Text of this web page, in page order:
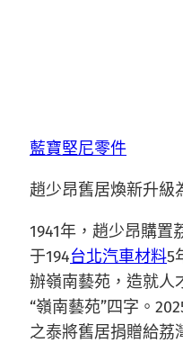
藍寶堅尼零件
趙少昂舊居煥新升級
1941年，趙少昂購置
于194台北汽車材料5
辦嶺南藝苑，造就人
“嶺南藝苑”四字。
之泰將舊居捐贈給荔